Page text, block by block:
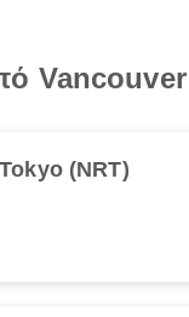
Tokyo (NRT)